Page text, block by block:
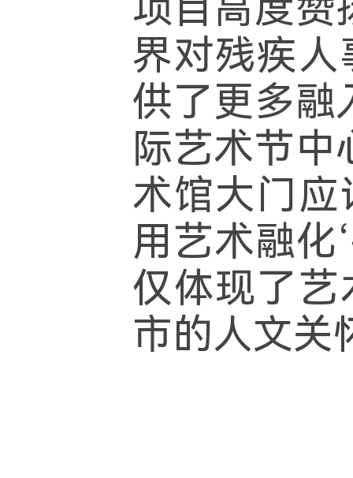
界对残疾
供了更多融
际艺术节
术馆大门
用艺术融化
仅体现了
市的人文关